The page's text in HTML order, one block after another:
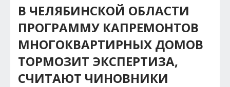
В ЧЕЛЯБИНСКОЙ ОБЛАСТИ
ПРОГРАММУ КАПРЕМОНТОВ
МНОГОКВАРТИРНЫХ ДОМОВ
ТОРМОЗИТ ЭКСПЕРТИЗА,
СЧИТАЮТ ЧИНОВНИКИ